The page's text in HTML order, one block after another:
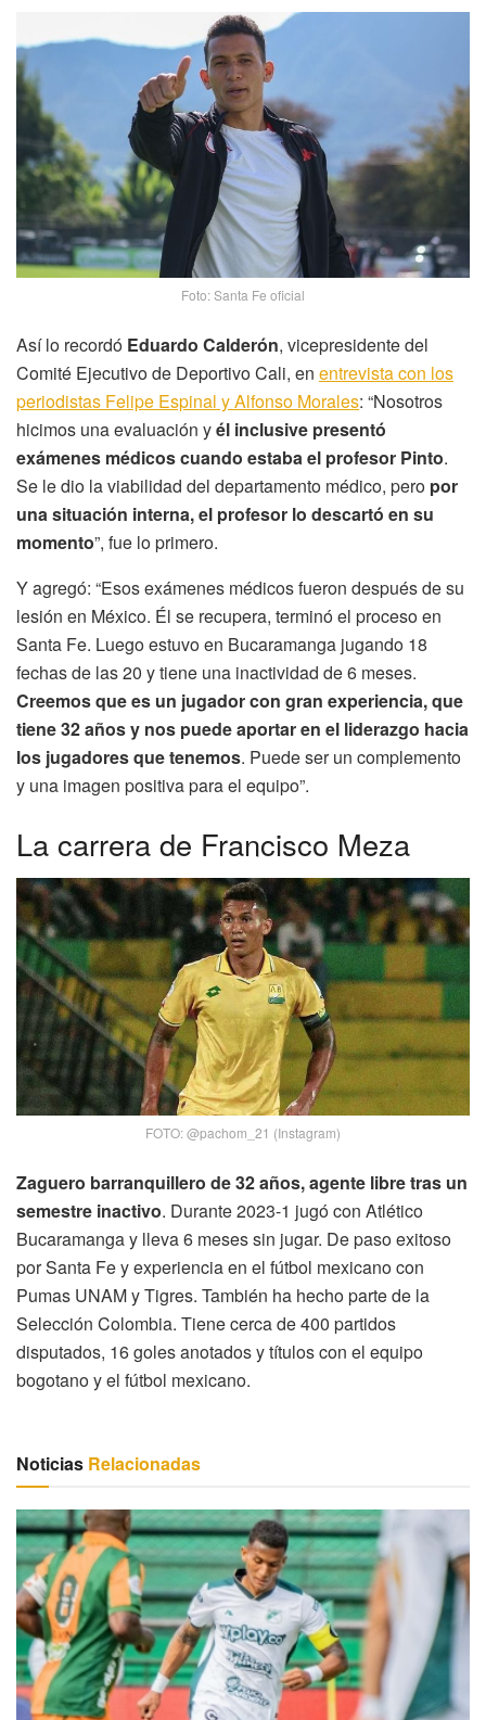
Foto: Santa Fe oficial
Así lo recordó Eduardo Calderón, vicepresidente del
Comité Ejecutivo de Deportivo Cali, en entrevista con los
periodistas Felipe Espinal y Alfonso Morales: “Nosotros
hicimos una evaluación yél inclusive presentó
exámenes médicos cuando estaba el profesor Pinto.
Se le dio la viabilidad del departamento médico, pero por
una situación interna, el profesor lo descartó en su
momento”, fue lo primero.
Y agregó: “Esos exámenes médicos fueron después de su
lesión en México. Él se recupera, terminó el proceso en
Santa Fe. Luego estuvo en Bucaramanga jugando 18
fechas de las 20 y tiene una inactividad de 6 meses.
Creemos que es un jugador con gran experiencia, que
tiene 32 años y nos puede aportar en el liderazgo hacia
los jugadores que tenemos. Puede ser un complemento
y una imagen positiva para el equipo”.
La carrera de Francisco Meza
FOTO: @pachom_21 (Instagram)
Zaguero barranquillero de 32 años, agente libre tras un
semestre inactivo. Durante 2023-1 jugó con Atlético
Bucaramanga y lleva 6 meses sin jugar. De paso exitoso
por Santa Fe y experiencia en el fútbol mexicano con
Pumas UNAM y Tigres. También ha hecho parte de la
Selección Colombia. Tiene cerca de 400 partidos
disputados, 16 goles anotados y títulos con el equipo
bogotano y el fútbol mexicano.
Noticias Relacionadas